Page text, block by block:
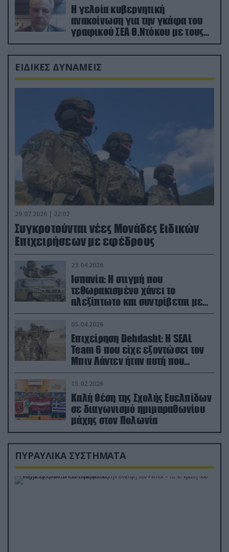
Η γελοία κυβερνητική
ανακοίνωση για την γκάφα του
γραφικού ΣΕΑ Θ.Ντόκου με τους
Ρώσους φαρσέρ
ΕΙΔΙΚΕΣ ΔΥΝΑΜΕΙΣ
29.07.2026 | 22:02
Συγκροτούνται νέες Μονάδες Ειδικών
Επιχειρήσεων με εφέδρους
23.04.2026
Ισπανία: Η στιγμή που
τεθωρακισμένο χάνει το
αλεξίπτωτο και συντρίβεται με
ορμή στο έδαφος (βίντεο)
05.04.2026
Επιχείρηση Dehdasht: Η SEAL
Team 6 που είχε εξοντώσει τον
Μπιν Λάντεν ήταν αυτή που
διέσωσε τον πιλότο του F-15
15.02.2026
Καλή θέση της Σχολής Ευελπίδων
σε διαγωνισμό ημιμαραθωνίου
μάχης στον Πολωνία
ΠΥΡΑΥΛΙΚΑ ΣΥΣΤΗΜΑΤΑ